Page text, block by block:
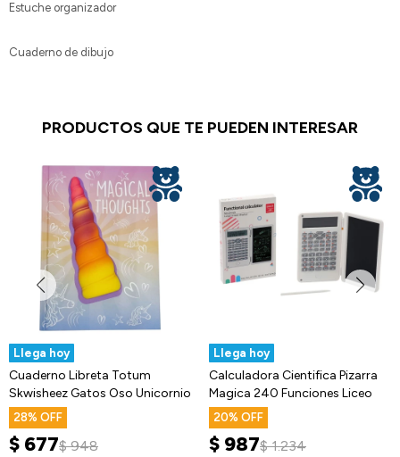
Estuche organizador
Cuaderno de dibujo
PRODUCTOS QUE TE PUEDEN INTERESAR
Llega hoy
Cuaderno Libreta Totum
Skwisheez Gatos Oso Unicornio
28
$ 677$ 948
Llega hoy
Calculadora Cientifica Pizarra
Magica 240 Funciones Liceo
20
$ 987$ 1.234